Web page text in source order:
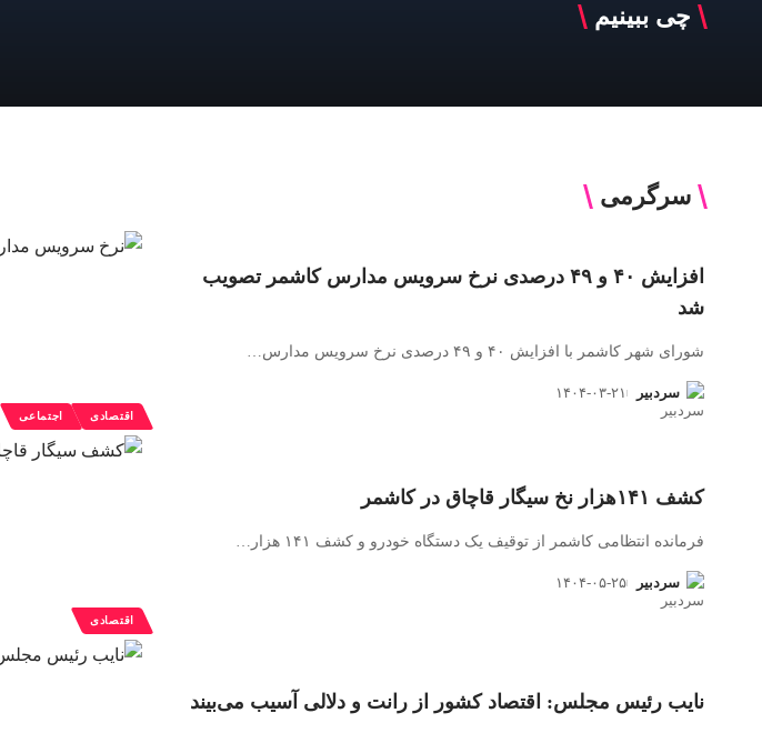
چی ببینیم
سرگرمی
اقتصادی اجتماعی
افزایش ۴۰ و ۴۹ درصدی نرخ سرویس مدارس کاشمر تصویب
شد
شورای شهر کاشمر با افزایش ۴۰ و ۴۹ درصدی نرخ سرویس مدارس …
سردبیر ۱۴۰۴-۰۳-۲۱
اقتصادی
کشف ۱۴۱هزار نخ سیگار قاچاق در کاشمر
فرمانده انتظامی کاشمر از توقیف یک دستگاه خودرو و کشف ۱۴۱ هزار
سردبیر ۱۴۰۴-۰۵-۲۵
نایب رئیس مجلس: اقتصاد کشور از رانت و دلالی آسیب می‌بیند